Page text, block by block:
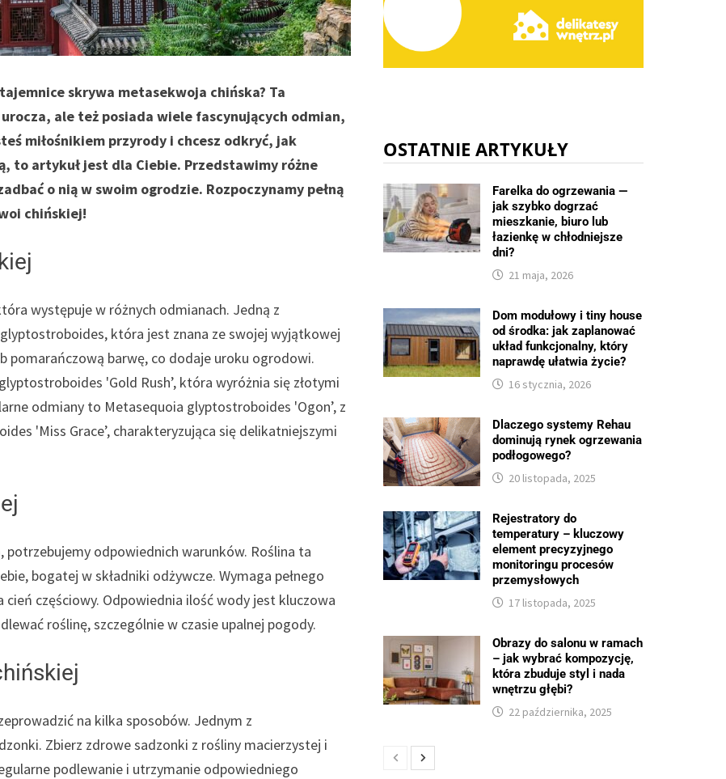
skrywa metasekwoja chińska? Ta
ale też posiada wiele fascynujących odmian,
miłośnikiem przyrody i chcesz odkryć, jak
to artykuł jest dla Ciebie. Przedstawimy różne
o nią w swoim ogrodzie. Rozpoczynamy pełną
chińskiej!
występuje w różnych odmianach. Jedną z
która jest znana ze swojej wyjątkowej
pomarańczową barwę, co dodaje uroku ogrodowi.
'Gold Rush’, która wyróżnia się złotymi
odmiany to Metasequoia glyptostroboides 'Ogon’, z
'Miss Grace’, charakteryzująca się delikatniejszymi
odpowiednich warunków. Roślina ta
bogatej w składniki odżywcze. Wymaga pełnego
częściowy. Odpowiednia ilość wody jest kluczowa
roślinę, szczególnie w czasie upalnej pogody.
na kilka sposobów. Jednym z
Zbierz zdrowe sadzonki z rośliny macierzystej i
podlewanie i utrzymanie odpowiedniego
OSTATNIE ARTYKUŁY
Farelka do ogrzewania —
jak szybko dogrzać
mieszkanie, biuro lub
łazienkę w chłodniejsze
dni?
21 maja, 2026
Dom modułowy i tiny house
od środka: jak zaplanować
układ funkcjonalny, który
naprawdę ułatwia życie?
16 stycznia, 2026
Dlaczego systemy Rehau
dominują rynek ogrzewania
podłogowego?
20 listopada, 2025
Rejestratory do
temperatury – kluczowy
element precyzyjnego
monitoringu procesów
przemysłowych
17 listopada, 2025
Obrazy do salonu w ramach
– jak wybrać kompozycję,
która zbuduje styl i nada
wnętrzu głębi?
22 października, 2025